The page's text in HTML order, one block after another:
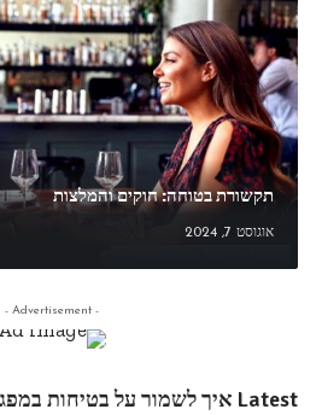
תקשורת בטוחה: חוקים והמלצות
אוגוסט 7, 2024
- Advertisement -
Latest איך לשמור על בטיחות במפגש הראשון News